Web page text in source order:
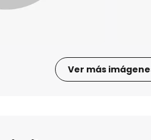
Ver más